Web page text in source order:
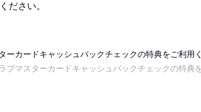
ださい。
ブマスターカードキャッシュバックチェックの特典